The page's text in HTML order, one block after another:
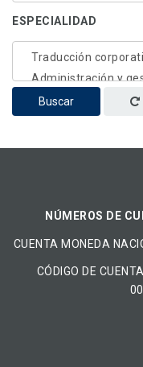
ESPECIALIDAD
Buscar
NÚMEROS DE
CUENTA MONEDA
CÓDIGO DE